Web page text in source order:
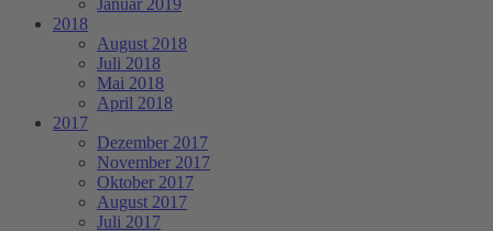
2018
August 2018
Juli 2018
Mai 2018
April 2018
2017
Dezember 2017
November 2017
Oktober 2017
August 2017
Juli 2017